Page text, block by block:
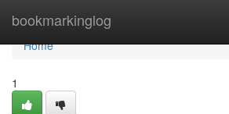
bookmarkinglog
Home
Home
1